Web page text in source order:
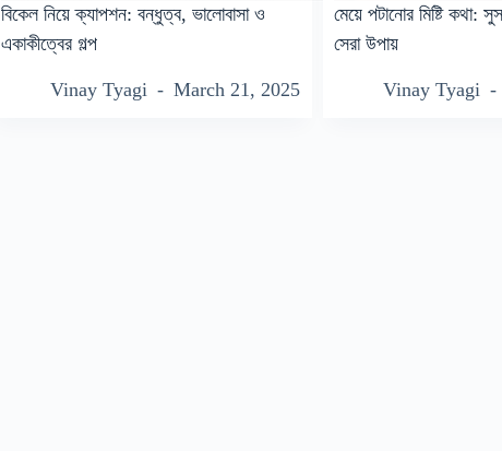
বিকেল নিয়ে ক্যাপশন: বন্ধুত্ব, ভালোবাসা ও
একাকীত্বের গল্প
Vinay Tyagi March 21, 2025
মেয়ে পটানোর মিষ্টি কথা:
সেরা উপায়
Vinay Tyagi